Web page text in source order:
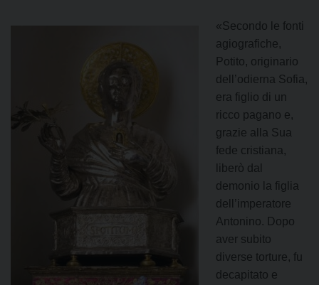
«Secondo le fonti
agiografiche,
Potito, originario
dell’odierna Sofia,
era figlio di un
ricco pagano e,
grazie alla Sua
fede cristiana,
liberò dal
demonio la figlia
dell’imperatore
Antonino. Dopo
aver subito
diverse torture, fu
decapitato e